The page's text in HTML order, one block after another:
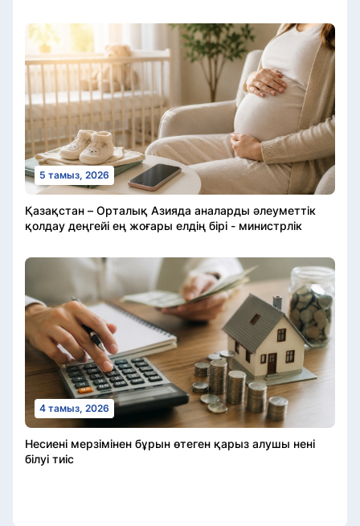
5 тамыз, 2026
Қазақстан – Орталық Азияда аналарды әлеуметтік
қолдау деңгейі ең жоғары елдің бірі - министрлік
4 тамыз, 2026
Несиені мерзімінен бұрын өтеген қарыз алушы нені
білуі тиіс